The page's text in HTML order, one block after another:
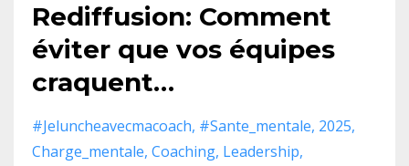
Rediffusion: Comment
éviter que vos équipes
craquent…
#jeluncheavecmacoach #sante_mentale 2025
Charge_mentale Coaching Leadership